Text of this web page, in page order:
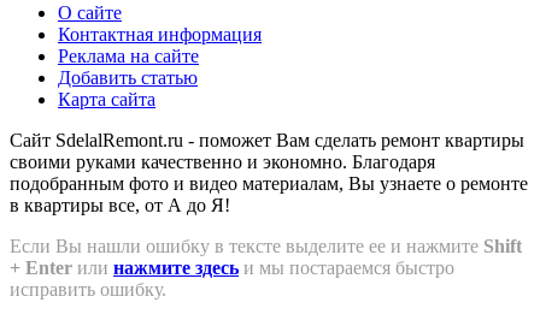
О сайте
Контактная информация
Реклама на сайте
Добавить статью
Карта сайта
Сайт SdelalRemont.ru - поможет Вам сделать ремонт квартиры
своими руками качественно и экономно. Благодаря
подобранным фото и видео материалам, Вы узнаете о ремонте
в квартиры все, от А до Я!
Если Вы нашли ошибку в тексте выделите ее и нажмите Shift
+ Enter или нажмите здесь и мы постараемся быстро
исправить ошибку.